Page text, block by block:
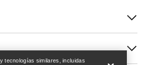
Help
tecnologías similares, incluidas